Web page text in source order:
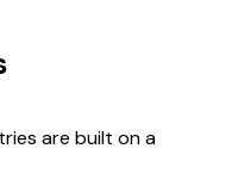
are built on a